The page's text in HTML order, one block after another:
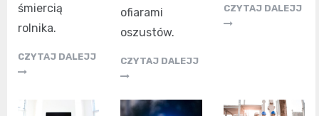
śmiercią
rolnika.
CZYTAJ DALEJJ
ofiarami
oszustów.
CZYTAJ DALEJJ
CZYTAJ DALEJJ